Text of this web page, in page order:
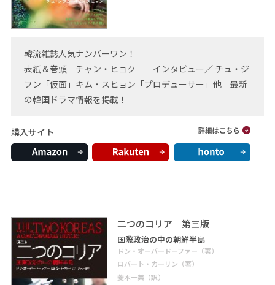
韓流雑誌人気ナンバーワン！
表紙＆巻頭 チャン・ヒョク インタビュー／ チュ・ジ
フン「仮面」キム・スヒョン「プロデューサー」他 最新
の韓国ドラマ情報を掲載！
購入サイト
二つのコリア 第三版
国際政治の中の朝鮮半島
ドン・オーバードーファー（著）
ロバート・カーリン（著）
菱木一美（訳）